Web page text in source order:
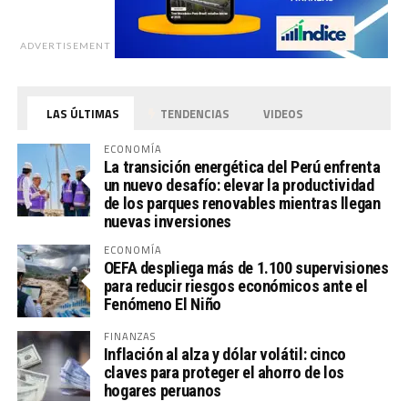
ADVERTISEMENT
LAS ÚLTIMAS TENDENCIAS VIDEOS
ECONOMÍA
La transición energética del Perú enfrenta
un nuevo desafío: elevar la productividad
de los parques renovables mientras llegan
nuevas inversiones
ECONOMÍA
OEFA despliega más de 1.100 supervisiones
para reducir riesgos económicos ante el
Fenómeno El Niño
FINANZAS
Inflación al alza y dólar volátil: cinco
claves para proteger el ahorro de los
hogares peruanos